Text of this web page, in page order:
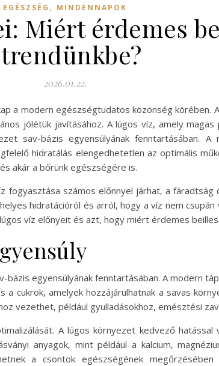
EGÉSZSÉG , MINDENNAPOK
Miért érdemes
2026.01.22.
a modern egészségtudatos közönség körében.
jólétük javításához. A lúgos víz, amely
sav-bázis egyensúlyának fenntartásában.
hidratálás elengedhetetlen az optimális
akár a bőrünk egészségére is.
számos előnnyel járhat, a
hidratációról és arról, hogy a víz nem csupán
víz előnyeit és azt, hogy miért érdemes
egyensúlyának fenntartásában. A modern
cukrok, amelyek hozzájárulhatnak a savas
vezethet, például gyulladásokhoz, emésztési
A lúgos környezet kedvező
anyagok, mint például a kalcium,
a csontok egészségének